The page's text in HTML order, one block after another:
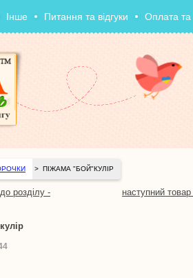
Інше Питання та відгуки Оплата
> ПІЖАМА "БОЙ"КУЛІР
розділу - наступний